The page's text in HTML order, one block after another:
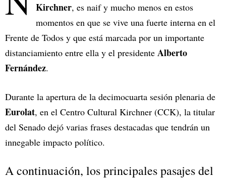
Kirchner, es naif y mucho menos en estos
momentos en que se vive una fuerte interna en el
Frente de Todos y que está marcada por un importante
distanciamiento entre ella y el presidente Alberto
Fernández.
Durante la apertura de la decimocuarta sesión plenaria de
Eurolat, en el Centro Cultural Kirchner (CCK), la titular
del Senado dejó varias frases destacadas que tendrán un
innegable impacto político.
A continuación, los principales pasajes del